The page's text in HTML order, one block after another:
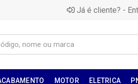
Já é cliente? -
MOTOR ELETRICA